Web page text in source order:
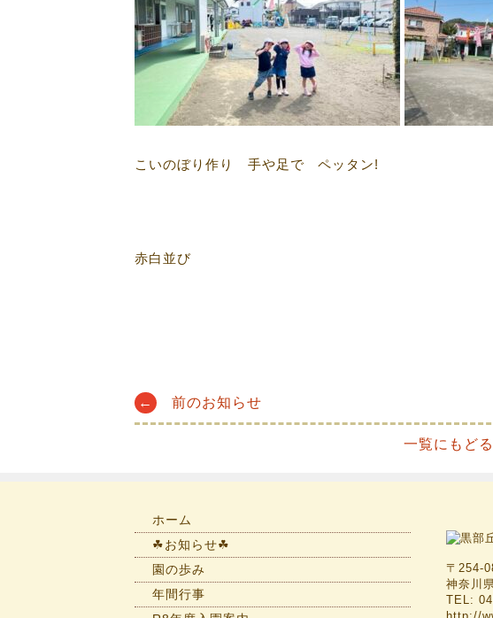
こいのぼり作り 手や足で ペッタン!
赤白並び
navigation
← 前のお知らせ
一覧にもどる
ホーム
☘お知らせ☘
園の歩み
年間行事
〒254-
神奈川
TEL: